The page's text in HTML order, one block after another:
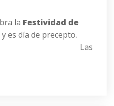
la Festividad de
y es día de precepto.
Las